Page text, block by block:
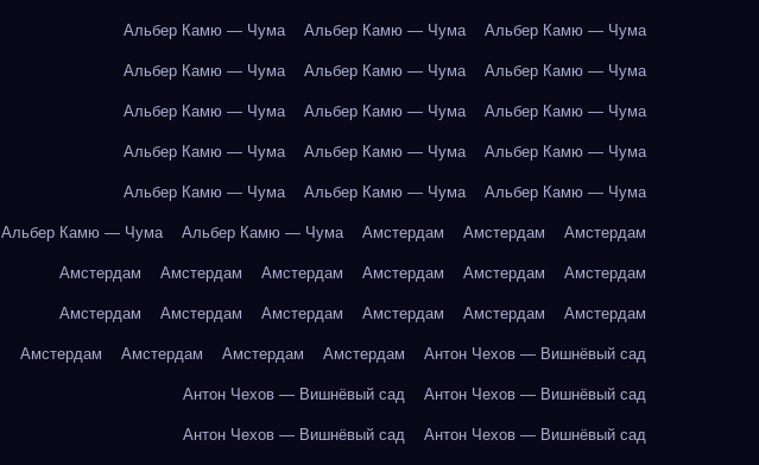
Альбер Камю — Чума Альбер Камю — Чума Альбер Камю — Чума
Альбер Камю — Чума Альбер Камю — Чума Альбер Камю — Чума
Альбер Камю — Чума Альбер Камю — Чума Альбер Камю — Чума
Альбер Камю — Чума Альбер Камю — Чума Альбер Камю — Чума
Альбер Камю — Чума Альбер Камю — Чума Альбер Камю — Чума
Альбер Камю — Чума Альбер Камю — Чума Амстердам Амстердам Амстердам
Амстердам Амстердам Амстердам Амстердам Амстердам Амстердам
Амстердам Амстердам Амстердам Амстердам Амстердам Амстердам
Амстердам Амстердам Амстердам Амстердам Антон Чехов — Вишнёвый сад
Антон Чехов — Вишнёвый сад Антон Чехов — Вишнёвый сад
Антон Чехов — Вишнёвый сад Антон Чехов — Вишнёвый сад